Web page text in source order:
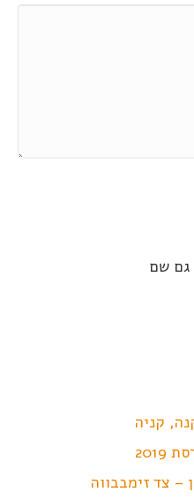
גם שם
קניה
– צד זימבבווה